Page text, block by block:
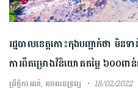
រដ្ឋបាលខេត្តកោះកុងបញ្ជាក់ថា មិន
ការពីគម្រោងវិនិយោគតម្លៃ ៦០០ពា
ព្រឹត្តិការណ៍, អចលនទ្រព្យ 18/02/2022